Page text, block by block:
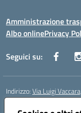
Amministrazione
Albo onlinePrivacy
Seguici su:
Indirizzo:Via Luigi
Centralino: